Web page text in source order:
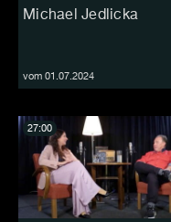
Michael Jedlicka
vom 01.07.2024
27:00